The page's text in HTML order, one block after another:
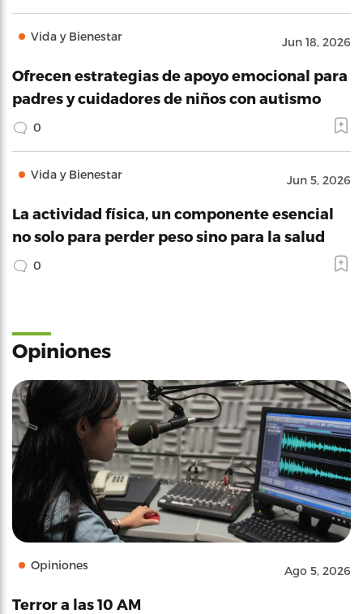
Vida y Bienestar Jun 18, 2026
Ofrecen estrategias de apoyo emocional para
padres y cuidadores de niños con autismo
0
Vida y Bienestar Jun 5, 2026
La actividad física, un componente esencial
no solo para perder peso sino para la salud
0
Opiniones
Opiniones Ago 5, 2026
Terror a las 10 AM